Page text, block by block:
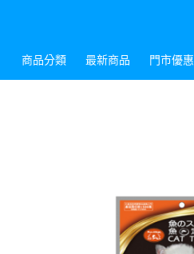
商品分類 最新商品 門市優惠